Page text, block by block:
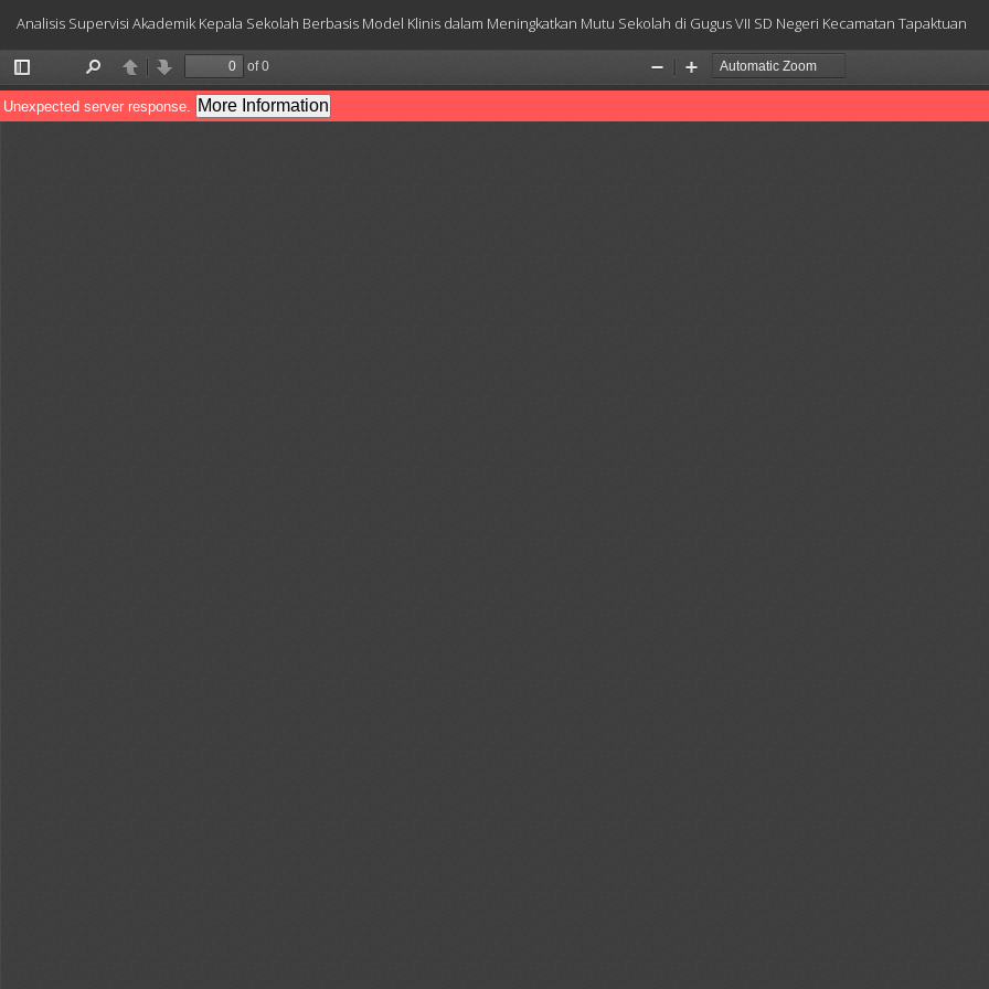
Article
Details
Analisis Supervisi Akademik Kepala Sekolah Berbasis Model Klinis dalam Meningkatkan Mutu Sekolah di Gugus VII SD Negeri Kecamatan Tapaktuan